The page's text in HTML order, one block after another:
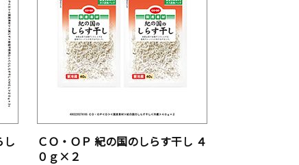
し
ＣＯ・ＯＰ 紀の国のしらす干し ４
０ｇ×２